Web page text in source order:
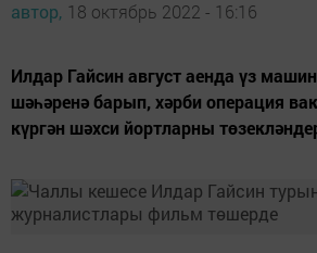
автор, 18 октябрь 2022 - 16:16
Илдар Гайсин август аенда үз
шәһәренә барып, хәрби операция
күргән шәхси йортларны